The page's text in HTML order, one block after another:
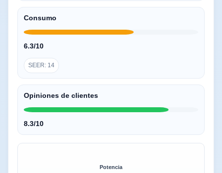
Consumo
6.3/10
SEER: 14
Opiniones de clientes
8.3/10
Potencia